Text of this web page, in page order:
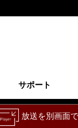
サポート
放送を別画面